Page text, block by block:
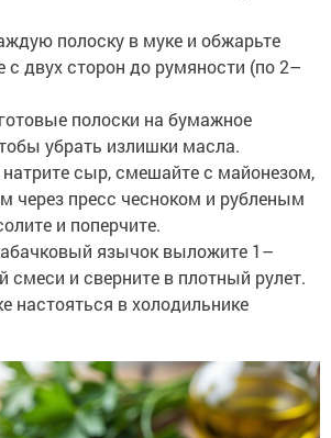
полоску в муке и обжарьте
с двух сторон до румяности (по 2–
полоски на бумажное
убрать излишки масла.
сыр, смешайте с майонезом,
через пресс чесноком и рубленым
и поперчите.
язычок выложите 1–
смеси и сверните в плотный рулет.
настояться в холодильнике